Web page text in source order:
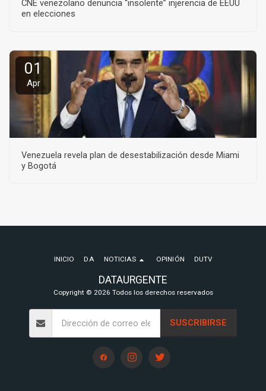
CNE venezolano denuncia “insolente” injerencia de EEUU
en elecciones
01
Apr
Venezuela revela plan de desestabilización desde Miami
y Bogotá
DATAURGENTE
Copyright © 2026 Todos los derechos reservados
INICIO DA NOTICIAS OPINIÓN DUTV
SUSCRIBIRSE